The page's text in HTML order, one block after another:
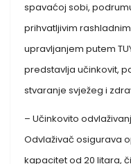
spavaćoj sobi,
prihvatljivim
upravljanjem putem
predstavlja učinkovit,
stvaranje svježeg i
– Učinkovito
Odvlaživač osigurava
kapacitet od 20 litara,